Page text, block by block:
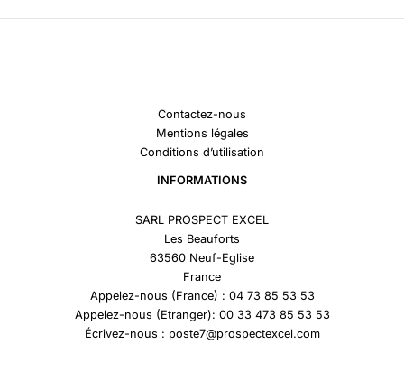
Contactez-nous
Mentions légales
Conditions d’utilisation
INFORMATIONS
SARL PROSPECT EXCEL
Les Beauforts
63560 Neuf-Eglise
France
Appelez-nous (France) : 04 73 85 53 53
Appelez-nous (Etranger): 00 33 473 85 53 53
Écrivez-nous : poste7@prospectexcel.com